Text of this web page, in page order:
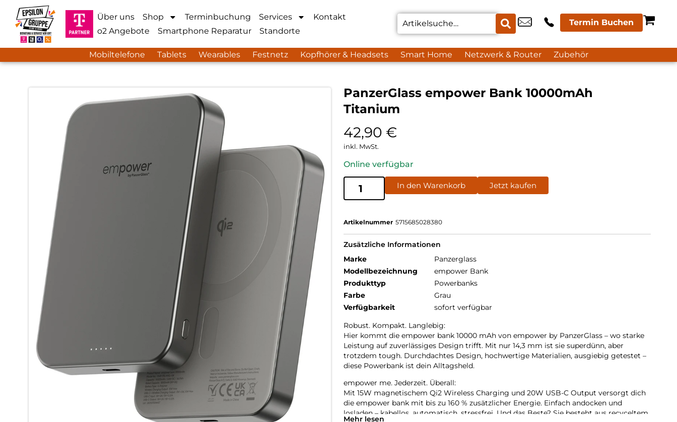
Über uns Shop Terminbuchung Services
Kontakt
o2 Angebote
Smartphone Reparatur Standorte
Termin Buchen
Mobiltelefone Tablets Wearables Festnetz Kopfhörer & Headsets Smart Home Netzwerk & Router Zubehör
PanzerGlass empower Bank 10000mAh
Titanium
42,90 €
inkl. MwSt.
Online verfügbar
In den Warenkorb Jetzt kaufen
Artikelnummer 5715685028380
Zusätzliche Informationen
Marke
Panzerglass
Modellbezeichnung
empower Bank
Produkttyp
Powerbanks
Farbe
Grau
Verfügbarkeit
sofort verfügbar
Robust. Kompakt. Langlebig:
Hier kommt die empower bank 10000 mAh von empower by PanzerGlass – wo starke
Leistung auf zuverlässiges Design trifft. Mit nur 14,3 mm ist sie superdünn, aber
trotzdem tough. Durchdachtes Design, hochwertige Materialien, ausgiebig getestet –
diese Powerbank ist dein Alltagsheld.
empower me. Jederzeit. Überall:
Mit 15W magnetischem Qi2 Wireless Charging und 20W USB-C Output versorgt dich
die empower bank mit bis zu 160 % zusätzlicher Energie. Einfach andocken und
losladen – kabellos, automatisch, stressfrei. Und das Beste? Sie besteht aus recyceltem
Mehr lesen